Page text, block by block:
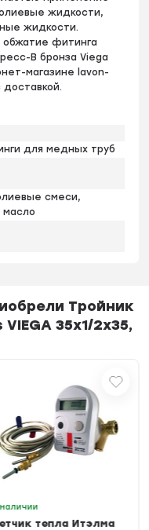
жидкости,
жидкости.
обжатие фитинга
B бронза Viega
магазине lavon-
для медных труб
смеси,
масло
Тройник
35х1/2х35,
тепла Итэлма